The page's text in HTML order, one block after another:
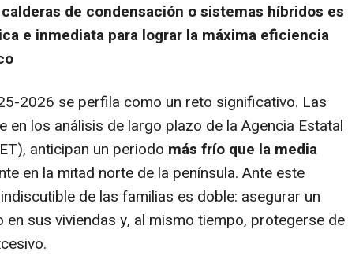
de condensación o sistemas híbridos es
e inmediata para lograr la máxima eficiencia
2026 se perfila como un reto significativo. Las
en los análisis de largo plazo de la Agencia Estatal
anticipan un periodo más frío que la media
en la mitad norte de la península. Ante este
de las familias es doble: asegurar un
sus viviendas y, al mismo tiempo, protegerse de